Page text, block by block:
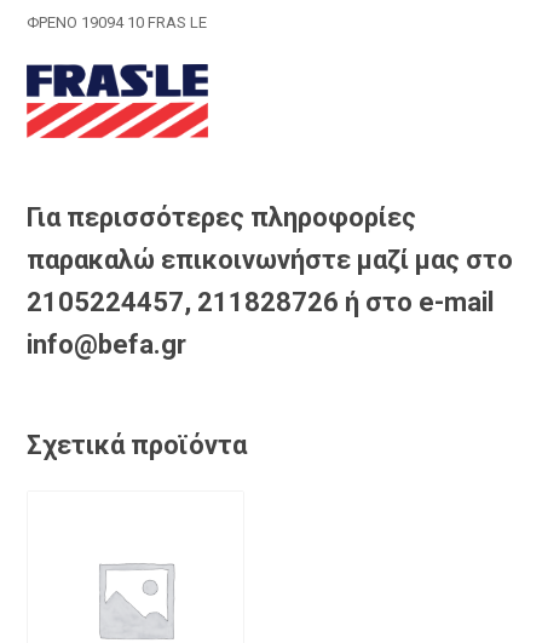
ΦΡΕΝΟ 19094 10 FRAS LE
Για περισσότερες πληροφορίες
παρακαλώ επικοινωνήστε μαζί μας στο
2105224457, 211828726 ή στο e-mail
info@befa.gr
Σχετικά προϊόντα